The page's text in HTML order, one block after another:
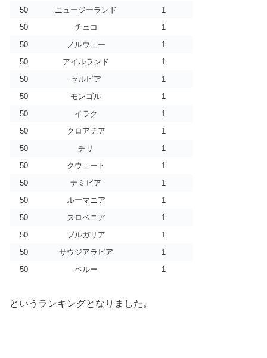
50
ニュージーランド
1
50
チェコ
1
50
ノルウェー
1
50
アイルランド
1
50
セルビア
1
50
モンゴル
1
50
イラク
1
50
クロアチア
1
50
チリ
1
50
クウェート
1
50
ナミビア
1
50
ルーマニア
1
50
スロベニア
1
50
ブルガリア
1
50
サウジアラビア
1
50
ペルー 1
というランキングとなりました。